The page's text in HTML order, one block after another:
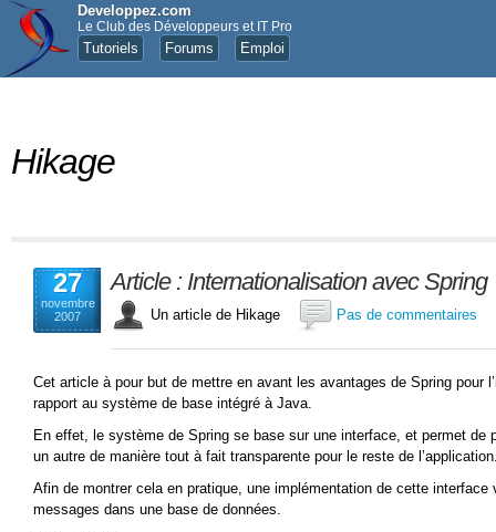
Developpez.com
Le Club des Développeurs et IT Pro
Tutoriels Forums Emploi
Hikage
27
novembre
2007
Article : Internationalisation avec Spring
Un article de Hikage Pas de commentaires
Cet article à pour but de mettre en avant les avantages de Spring pour
rapport au système de base intégré à Java.
En effet, le système de Spring se base sur une interface, et permet de
un autre de manière tout à fait transparente pour le reste de
Afin de montrer cela en pratique, une implémentation de cette interface
messages dans une base de données.